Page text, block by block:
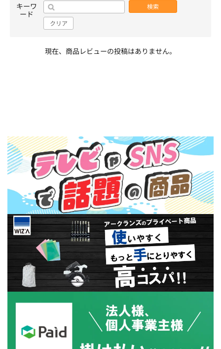
キーワ
ード
検索
クリア
現在、商品レビューの投稿はありません。